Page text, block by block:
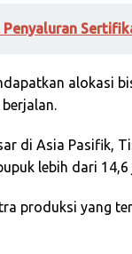
Penyaluran
alokasi
di Asia Pasifik,
lebih dari 14,6
produksi yang